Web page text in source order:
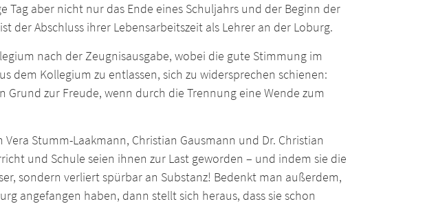
Tag aber nicht nur das Ende eines Schuljahrs und der Beginn der
der Abschluss ihrer Lebensarbeitszeit als Lehrer an der Loburg.
nach der Zeugnisausgabe, wobei die gute Stimmung im
dem Kollegium zu entlassen, sich zu widersprechen schienen:
zur Freude, wenn durch die Trennung eine Wende zum
Stumm-Laakmann, Christian Gausmann und Dr. Christian
und Schule seien ihnen zur Last geworden – und indem sie die
sondern verliert spürbar an Substanz! Bedenkt man außerdem,
angefangen haben, dann stellt sich heraus, dass sie schon